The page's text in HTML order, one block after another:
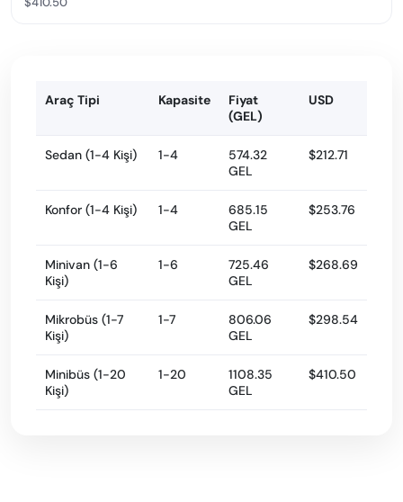
Araç Tipi Kapasite
Fiyat
(GEL)
USD
Sedan (1-4 Kişi) 1-4
574.32
GEL
$212.71
Konfor (1-4 Kişi) 1-4
685.15
GEL
$253.76
Minivan (1-6
Kişi)
1-6
725.46
GEL
$268.69
Mikrobüs (1-7
Kişi)
1-7
806.06
GEL
$298.54
Minibüs (1-20
Kişi)
1-20
1108.35
GEL
$410.50